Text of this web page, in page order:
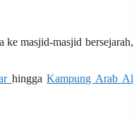
ke masjid-masjid bersejarah,
hinggaKampung Arab Al